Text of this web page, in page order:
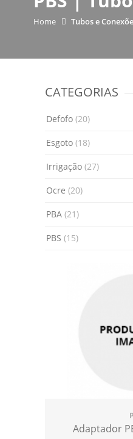
Home Tubos e
CATEGORIAS
Defofo (20)
Esgoto (18)
Irrigação (27)
Ocre (20)
PBA (21)
PBS (15)
Adaptador